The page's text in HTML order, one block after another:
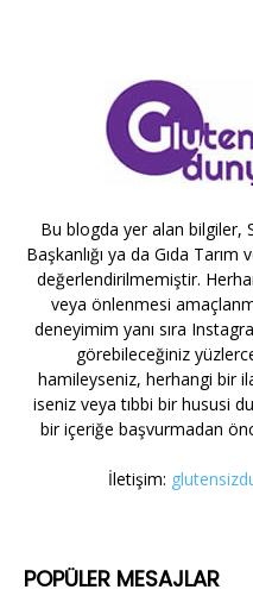
Bu blogda yer alan bilgiler,
Başkanlığı ya da Gıda Tarım
değerlendirilmemiştir.
veya önlenmesi
deneyimim yanı sıra
görebileceğiniz
hamileyseniz, herhangi bir
iseniz veya tıbbi bir hususi
bir içeriğe başvurmadan
İletişim:
POPÜLER MESAJLAR